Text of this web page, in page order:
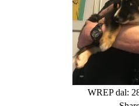
WREP dal: